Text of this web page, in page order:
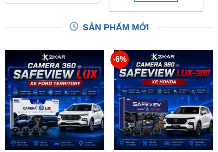
SẢN PHẨM MỚI
-6%